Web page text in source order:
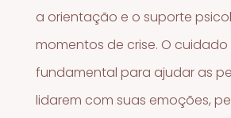
a orientação e o suporte
momentos de crise. O
fundamental para ajudar as
lidarem com suas emoções,